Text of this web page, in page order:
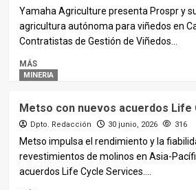
Yamaha Agriculture presenta Prospr y
agricultura autónoma para viñedos en
Contratistas de Gestión de Viñedos...
MÁS
MINERIA
Metso con nuevos acuerdos Life
Dpto. Redacción 30 junio, 2026 316
Metso impulsa el rendimiento y la
revestimientos de molinos en Asia-
acuerdos Life Cycle Services....